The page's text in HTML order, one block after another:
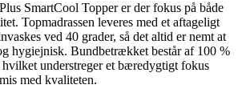
SmartCool Topper er der fokus på både
Topmadrassen leveres med et aftageligt
ved 40 grader, så det altid er nemt at
hygiejnisk. Bundbetrækket består af 100 %
hvilket understreger et bæredygtigt fokus
med kvaliteten.